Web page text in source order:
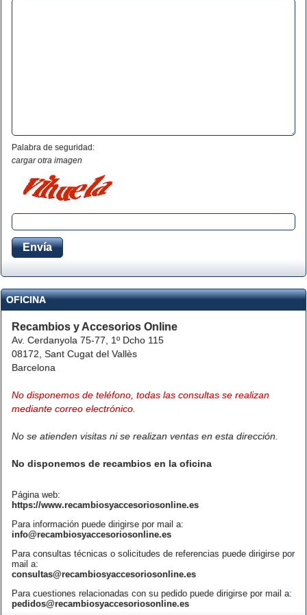
Palabra de seguridad:
cargar otra imagen
OFICINA
Recambios y Accesorios Online
Av. Cerdanyola 75-77, 1º Dcho 115
08172, Sant Cugat del Vallès
Barcelona
No disponemos de teléfono, todas las consultas se realizan
mediante correo electrónico.
No se atienden visitas ni se realizan ventas en esta dirección.
No disponemos de recambios en la oficina
Página web:
https://www.recambiosyaccesoriosonline.es
Para información puede dirigirse por mail a:
info@recambiosyaccesoriosonline.es
Para consultas técnicas o solicitudes de referencias puede dirigirse por
mail a:
consultas@recambiosyaccesoriosonline.es
Para cuestiones relacionadas con su pedido puede dirigirse por mail a:
pedidos@recambiosyaccesoriosonline.es